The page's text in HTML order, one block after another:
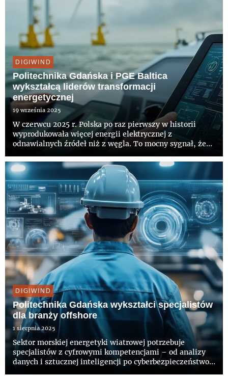
DIGIWIND
Politechnika Gdańska i PGE Baltica
wykształcą liderów transformacji
energetycznej
19 września 2025
W czerwcu 2025 r. Polska po raz pierwszy w historii
wyprodukowała więcej energii elektrycznej z
odnawialnych źródeł niż z węgla. To mocny sygnał, że
skutkuje nowymi wyzwaniami – zarówno dla
gospodarki, jak i rynku pracy...
DIGIWIND
Politechnika Gdańska wykształci specjalistów
dla branży offshore
1 sierpnia 2025
Sektor morskiej energetyki wiatrowej potrzebuje
specjalistów z cyfrowymi kompetencjami – od analizy
danych i sztucznej inteligencji po cyberbezpieczeństwo i